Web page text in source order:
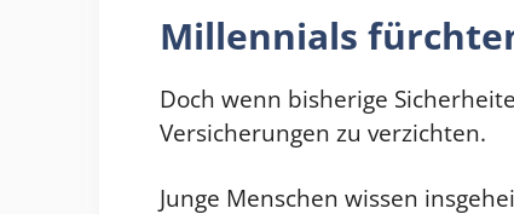
Millennials
Doch wenn bisherige
Versicherungen zu verzichten.
Junge Menschen wissen